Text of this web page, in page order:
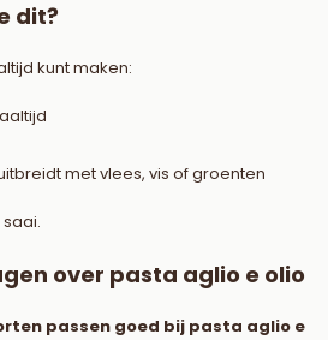
dit?
kunt maken:
met vlees, vis of groenten
over pasta aglio e olio
passen goed bij pasta aglio e